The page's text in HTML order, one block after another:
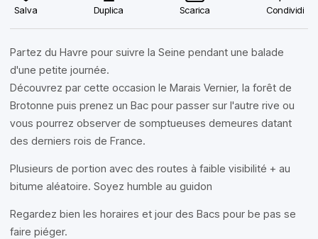
Salva Duplica Scarica Condividi
Partez du Havre pour suivre la Seine pendant une balade
d'une petite journée.
Découvrez par cette occasion le Marais Vernier, la forêt de
Brotonne puis prenez un Bac pour passer sur l'autre rive ou
vous pourrez observer de somptueuses demeures datant
des derniers rois de France.
Plusieurs de portion avec des routes à faible visibilité + au
bitume aléatoire. Soyez humble au guidon
Regardez bien les horaires et jour des Bacs pour be pas se
faire piéger.